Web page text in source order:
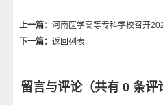
上一篇： 河南医学高等专科学校召开
下一篇： 返回列表
留言与评论（共有 0 条评